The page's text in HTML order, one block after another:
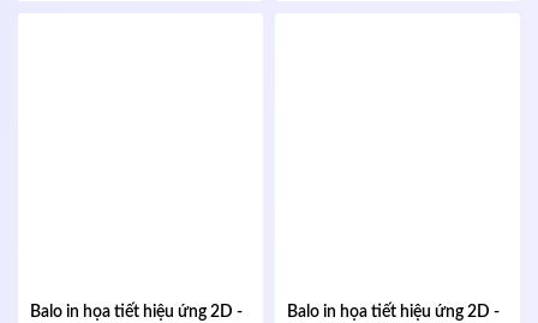
Balo in họa tiết hiệu ứng 2D -
Balo in họa tiết hiệu ứng 2D -